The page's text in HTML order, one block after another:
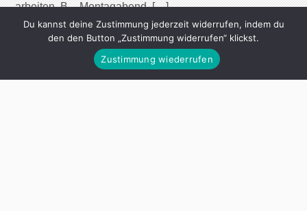
arbeiten. B – Montagabend, […]
Continue Reading
Du kannst deine Zustimmung jederzeit widerrufen, indem du
den den Button „Zustimmung widerrufen“ klickst.
Zustimmung wiederrufen